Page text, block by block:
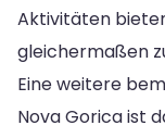
Aktivitäten
gleichermaßen
Eine weitere
Nova Gorica ist